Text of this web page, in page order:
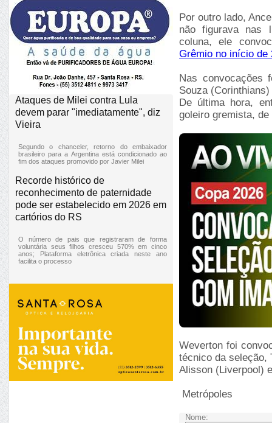
Ataques de Milei contra Lula
devem parar "imediatamente", diz
Vieira
Segundo o chanceler, retorno do embaixador
brasileiro para a Argentina está condicionado ao
fim dos ataques promovido por Javier Milei
Recorde histórico de
reconhecimento de paternidade
pode ser estabelecido em 2026 em
cartórios do RS
O número de pais que registraram de forma
voluntária seus filhos cresceu 570% em cinco
anos; Plataforma eletrônica criada neste ano
facilita o processo
Por outro lado,
não figurava nas
coluna, ele
Grêmio no início de
Nas convocações
Souza
De última hora,
goleiro gremista, de
Weverton foi
técnico da seleção,
Alisson (Liverpool)
Metrópoles
Nome: